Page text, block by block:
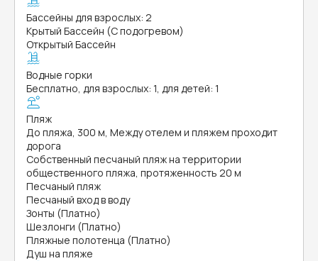
Бассейны для взрослых: 2
Крытый Бассейн (С подогревом)
Открытый Бассейн
Водные горки
Бесплатно, для взрослых: 1, для детей: 1
Пляж
До пляжа, 300 м, Между отелем и пляжем проходит
дорога
Собственный песчаный пляж на территории
общественного пляжа, протяженность 20 м
Песчаный пляж
Песчаный вход в воду
Зонты (Платно)
Шезлонги (Платно)
Пляжные полотенца (Платно)
Душ на пляже